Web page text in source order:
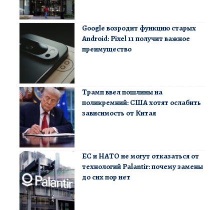
Google возродит функцию старых
Android: Pixel 11 получит важное
преимущество
Трамп ввел пошлины на
поликремний: США хотят ослабить
зависимость от Китая
ЕС и НАТО не могут отказаться от
технологий Palantir: почему замены
до сих пор нет